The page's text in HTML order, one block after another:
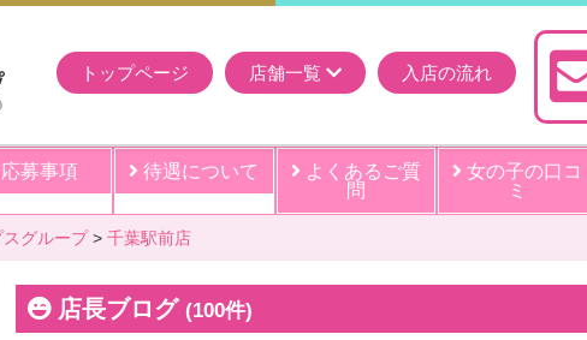
トップページ 店舗一覧 入店の流れ
応募事項 待遇について
よくあるご質
問
女の子の口コ
ミ
グループ 千葉駅前店
店長ブログ (100件)